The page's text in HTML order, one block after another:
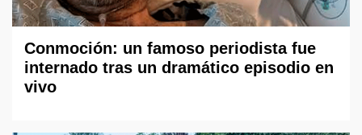
Conmoción: un famoso periodista fue
internado tras un dramático episodio en
vivo